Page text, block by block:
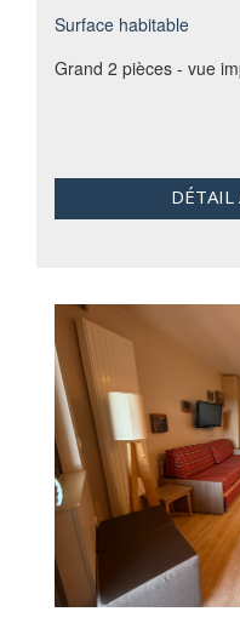
Surface habitable
Grand 2 pièces - vue
DÉTAIL